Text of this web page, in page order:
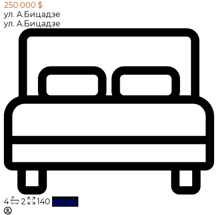
250.000 $
ул. А.Бицадзе
ул. А.Бицадзе
4 2 140 details